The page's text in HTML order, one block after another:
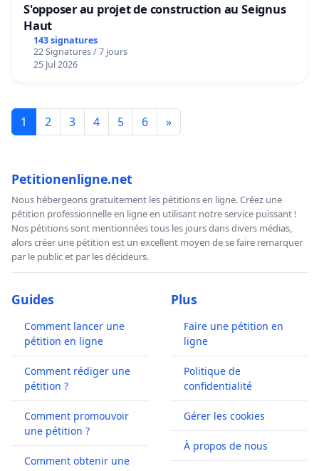
S'opposer au projet de construction au Seignus
Haut
143 signatures
22 Signatures / 7 jours
25 Jul 2026
1 2 3 4 5 6 »
Petitionenligne.net
Nous hébergeons gratuitement les pétitions en ligne. Créez une
pétition professionnelle en ligne en utilisant notre service puissant !
Nos pétitions sont mentionnées tous les jours dans divers médias,
alors créer une pétition est un excellent moyen de se faire remarquer
par le public et par les décideurs.
Guides
Comment lancer une
pétition en ligne
Comment rédiger une
pétition ?
Comment promouvoir
une pétition ?
Comment obtenir une
Plus
Faire une pétition en
ligne
Politique de
confidentialité
Gérer les cookies
À propos de nous